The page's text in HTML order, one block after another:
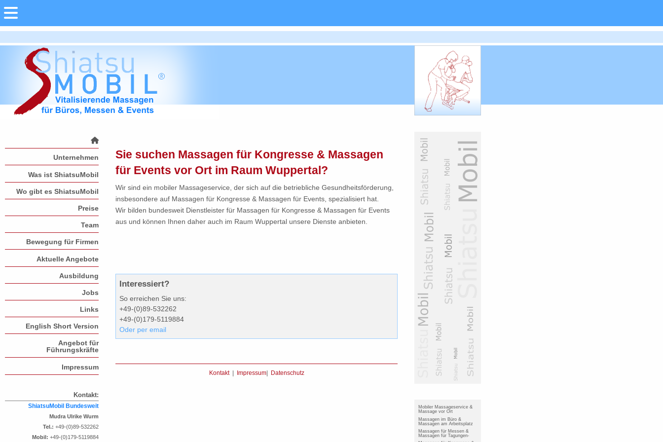
Unternehmen
Was ist ShiatsuMobil
Wo gibt es ShiatsuMobil
Preise
Team
Bewegung für Firmen
Aktuelle Angebote
Ausbildung
Jobs
Links
English Short Version
Angebot für
Führungskräfte
Impressum
Kontakt:
ShiatsuMobil Bundesweit
Mudra Ulrike Wurm
Tel.: +49-(0)89-532262
Mobil: +49-(0)179-5119884
Sie suchen Massagen für Kongresse & Massagen
für Events vor Ort im Raum Wuppertal?
Wir sind ein mobiler Massageservice, der sich auf die betriebliche Gesundheitsförderung,
insbesondere auf Massagen für Kongresse & Massagen für Events, spezialisiert hat.
Wir bilden bundesweit Dienstleister für Massagen für Kongresse & Massagen für Events
aus und können Ihnen daher auch im Raum Wuppertal unsere Dienste anbieten.
Interessiert?
So erreichen Sie uns:
+49-(0)89-532262
+49-(0)179-5119884
Oder per email
Kontakt| Impressum| Datenschutz
Mobiler Massageservice &
Massage vor Ort
Massagen im Büro &
Massagen am Arbeitsplatz
Massagen für Messen &
Massagen für Tagungen-